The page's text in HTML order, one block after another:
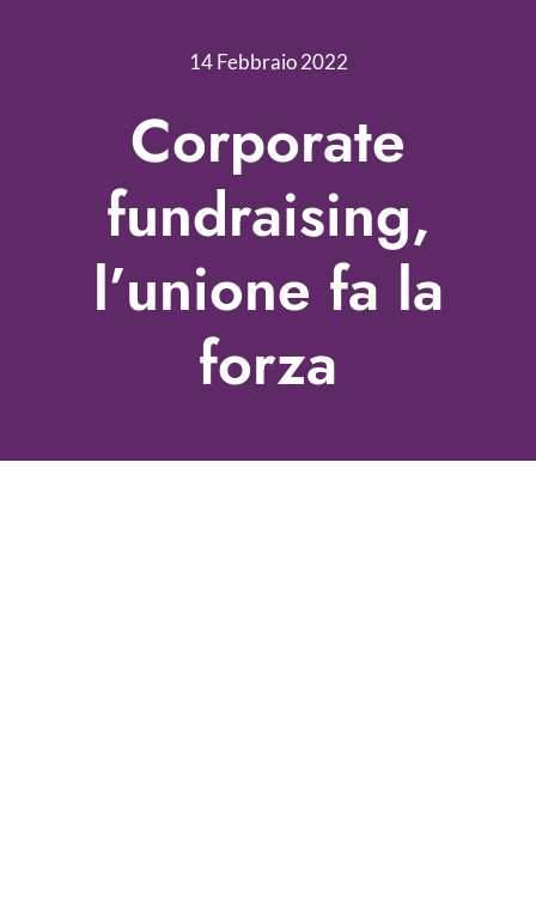
Nonprofit Blog
Fundraising Academy
Multimedia
Come contattarci
14 Febbraio 2022
Corporate
fundraising,
l’unione fa la
forza